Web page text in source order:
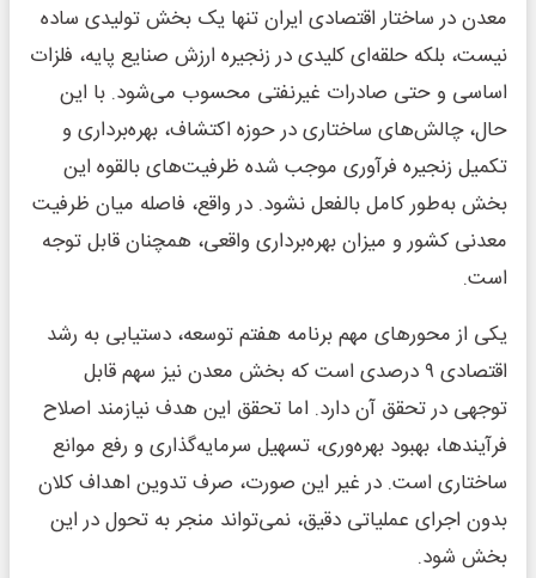
معدن در ساختار اقتصادی ایران تنها یک بخش تولیدی ساده
نیست، بلکه حلقه‌ای کلیدی در زنجیره ارزش صنایع پایه، فلزات
اساسی و حتی صادرات غیرنفتی محسوب می‌شود. با این
حال، چالش‌های ساختاری در حوزه اکتشاف، بهره‌برداری و
تکمیل زنجیره فرآوری موجب شده ظرفیت‌های بالقوه این
بخش به‌طور کامل بالفعل نشود. در واقع، فاصله میان ظرفیت
معدنی کشور و میزان بهره‌برداری واقعی، همچنان قابل توجه
است.
یکی از محورهای مهم برنامه هفتم توسعه، دستیابی به رشد
اقتصادی ۹ درصدی است که بخش معدن نیز سهم قابل
توجهی در تحقق آن دارد. اما تحقق این هدف نیازمند اصلاح
فرآیندها، بهبود بهره‌وری، تسهیل سرمایه‌گذاری و رفع موانع
ساختاری است. در غیر این صورت، صرف تدوین اهداف کلان
بدون اجرای عملیاتی دقیق، نمی‌تواند منجر به تحول در این
بخش شود.